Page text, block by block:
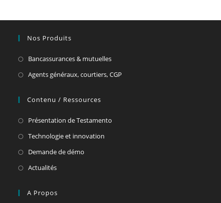
Nos Produits
Bancassurances & mutuelles
Agents généraux, courtiers, CGP
Contenu / Ressources
Présentation de Testamento
Technologie et innovation
Demande de démo
Actualités
A Propos